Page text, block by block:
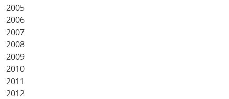
2005
2006
2007
2008
2009
2010
2011
2012